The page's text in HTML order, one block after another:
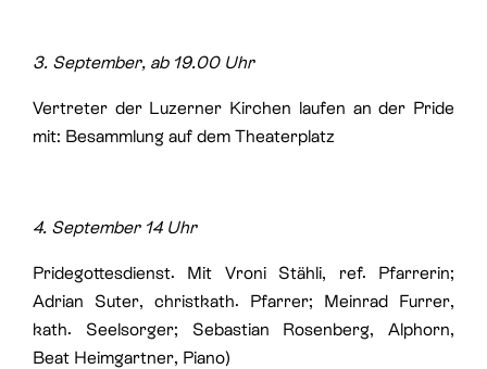
3. September, ab 19.00 Uhr
Vertreter der Luzerner Kirchen laufen an der Pride
mit: Besammlung auf dem Theaterplatz
4. September 14 Uhr
Pridegottesdienst. Mit Vroni Stähli, ref. Pfarrerin;
Adrian Suter, christkath. Pfarrer; Meinrad Furrer,
kath. Seelsorger; Sebastian Rosenberg, Alphorn,
Beat Heimgartner, Piano)